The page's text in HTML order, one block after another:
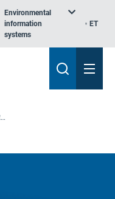
Environmental
information
systems
ET
Kliimamuutustega kohanemise arvestamine, kliimamuutustega kohanemise seire ja hindamise kontseptsioonid ja võimalused